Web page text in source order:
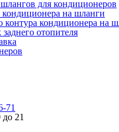
для кондиционеров
кондиционера на шланги
контура кондиционера на
отопителя
71
21